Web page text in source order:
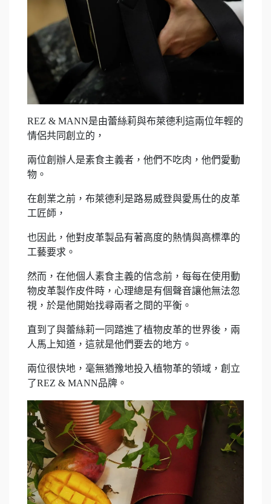
REZ & MANN是由蕾絲莉與布萊德利這兩位年輕的
情侶共同創立的，
兩位創辦人是素食主義者，他們不吃肉，他們愛動
物。
在創業之前，布萊德利是路易威登與愛馬仕的皮革
工匠師，
也因此，他對皮革製品有著高度的熱情與高標準的
工藝要求。
然而，在他個人素食主義的信念前，每每在使用動
物皮革製作皮件時，心理總是有個聲音讓他無法忽
視，於是他開始找尋兩者之間的平衡。
直到了與蕾絲莉一同踏進了植物皮革的世界後，兩
人馬上知道，這就是他們要去的地方。
兩位很快地，毫無猶豫地投入植物革的領域，創立
了REZ & MANN品牌。